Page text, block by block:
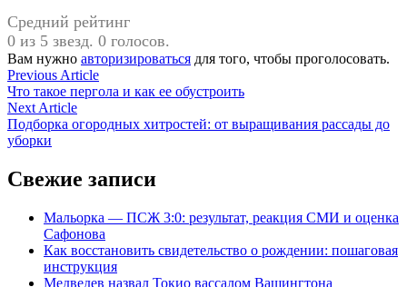
Средний рейтинг
0 из 5 звезд. 0 голосов.
Вам нужно авторизироваться для того, чтобы проголосовать.
Навигация
по
записям
Previous ArticlePrevious
article:
Что такое пергола и как ее обустроить
Next ArticleNext
article:
Подборка огородных хитростей: от выращивания рассады до
уборки
Свежие записи
Мальорка — ПСЖ 3:0: результат, реакция СМИ и оценка
Сафонова
Как восстановить свидетельство о рождении: пошаговая
инструкция
Медведев назвал Токио вассалом Вашингтона